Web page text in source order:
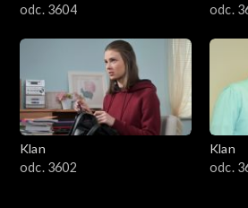
odc. 3604
odc.
Klan
odc. 3602
Klan
odc.